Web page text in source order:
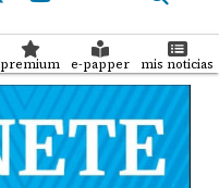
premium e-papper mis noticias